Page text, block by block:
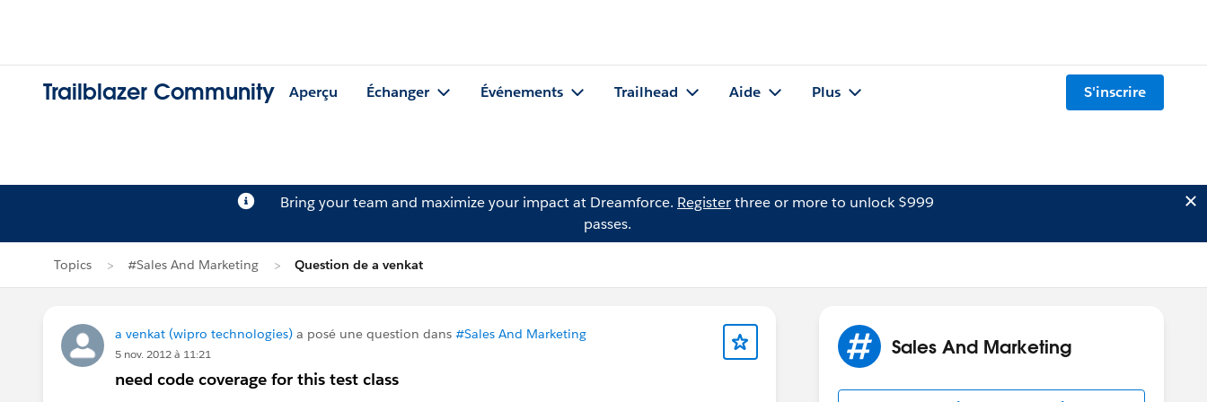
Trailblazer Community Aperçu Échanger Événements Trailhead Aide Plus S'inscrire
Bring your team and maximize your impact at Dreamforce. Registerthree or more to unlock $999
passes.
Topics #Sales And Marketing Question de a venkat
a venkat (wipro technologies) a posé une question dans #Sales And Marketing
5 nov. 2012 à 11:21
need code coverage for this test class
Sales And Marketing